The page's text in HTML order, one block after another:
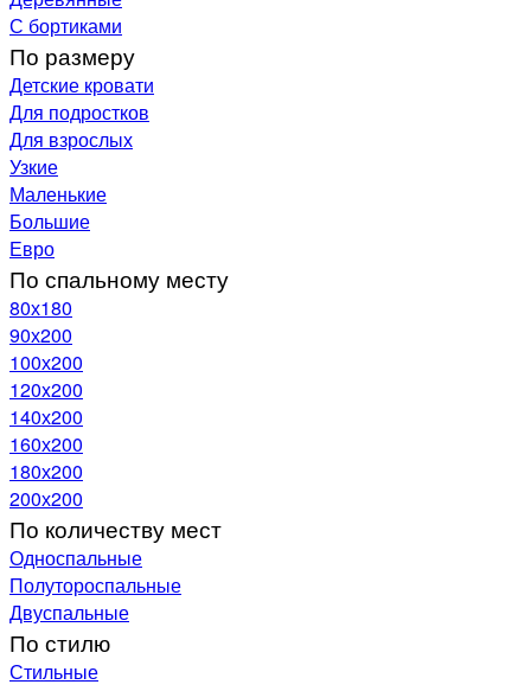
С бортиками
По размеру
Детские кровати
Для подростков
Для взрослых
Узкие
Маленькие
Большие
Евро
По спальному месту
80х180
90х200
100х200
120x200
140х200
160х200
180х200
200х200
По количеству мест
Односпальные
Полутороспальные
Двуспальные
По стилю
Стильные